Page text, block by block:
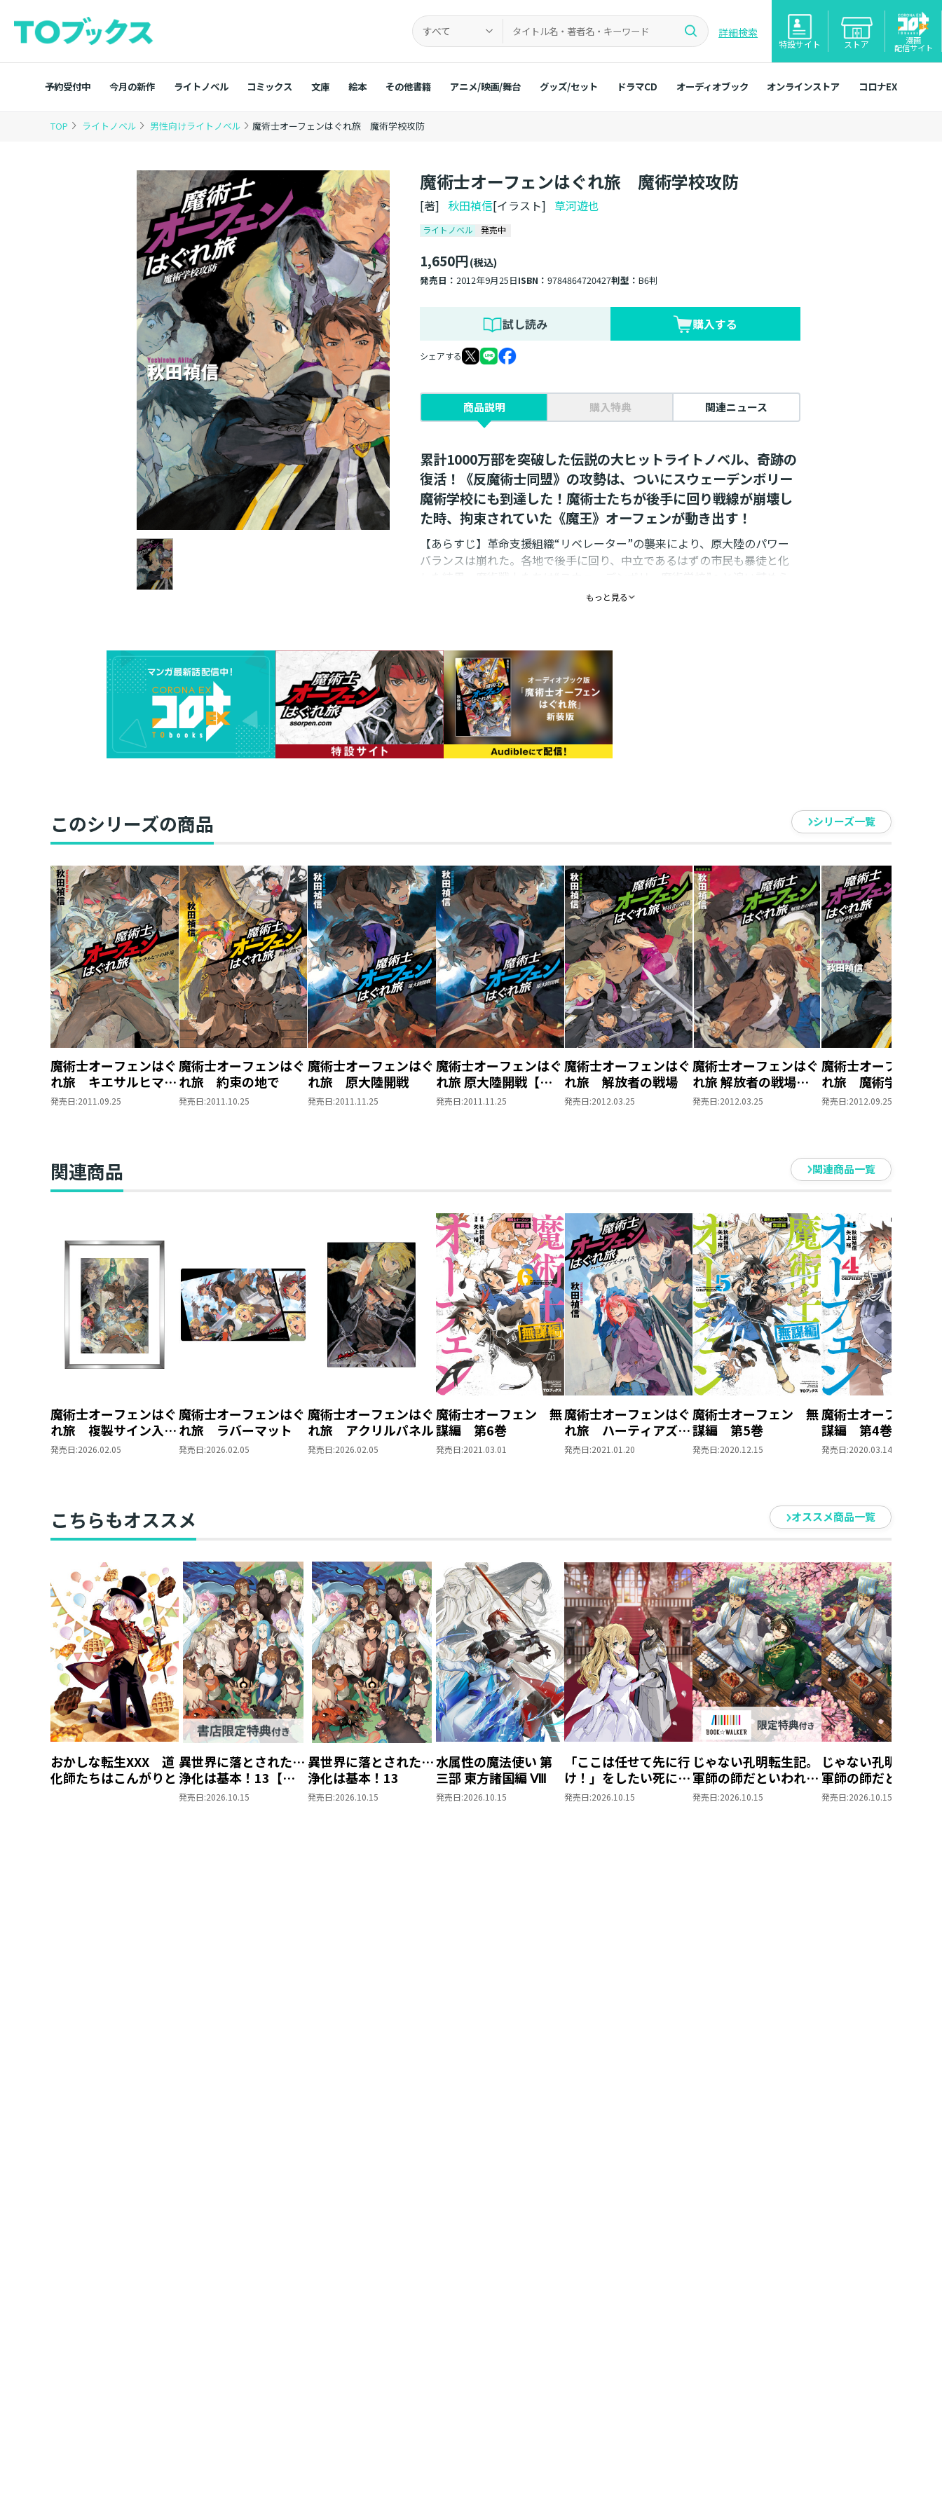
すべて 詳細検索
特設サイト ストア 漫画
配信サイト
予約受付中 今月の新作 ライトノベル コミックス 文庫 絵本 その他書籍 アニメ/映画/舞台 グッズ/セット ドラマCD オーディオブック オンラインストア コロナEX
TOP ライトノベル 男性向けライトノベル 魔術士オーフェンはぐれ旅 魔術学校攻防
魔術士オーフェンはぐれ旅 魔術学校攻防
[著]秋田禎信[イラスト] 草河遊也
ライトノベル 発売中
1,650円(税込)
発売日：2012年9月25日ISBN：9784864720427判型：B6判
試し読み 購入する
シェアする
商品説明 購入特典 関連ニュース
累計1000万部を突破した伝説の大ヒットライトノベル、奇跡の
復活！《反魔術士同盟》の攻勢は、ついにスウェーデンボリー
魔術学校にも到達した！魔術士たちが後手に回り戦線が崩壊し
た時、拘束されていた《魔王》オーフェンが動き出す！
【あらすじ】革命支援組織“リベレーター”の襲来により、原大陸のパワー
バランスは崩れた。各地で後手に回り、中立であるはずの市民も暴徒と化
れてしまう。ベイジットの情報を求めて旅するマヨールは、魔術戦士たちと
民間人や一般生徒をも巻き込み、誰もが救いを求める混乱の中、ついに拘
束されていたオーフェンが立ち上がる。永き平穏と闘争の果てに辿り着い
た、決断の物語。
もっと見る
このシリーズの商品 シリーズ一覧
魔術士オーフェンはぐ
れ旅 キエサルヒマの
終端
発売日:2011.09.25
魔術士オーフェンはぐ
れ旅 約束の地で
発売日:2011.10.25
魔術士オーフェンはぐ
れ旅 原大陸開戦
発売日:2011.11.25
魔術士オーフェンはぐ
れ旅 原大陸開戦【初
回限定版】
発売日:2011.11.25
魔術士オーフェンはぐ
れ旅 解放者の戦場
発売日:2012.03.25
魔術士オーフェンはぐ
れ旅 解放者の戦場
【初回限定版】
発売日:2012.03.25
魔術士オーフェンは
れ旅 魔術学校攻防
発売日:2012.09.25
関連商品 関連商品一覧
魔術士オーフェンはぐ
れ旅 複製サイン入り
複製原画
発売日:2026.02.05
魔術士オーフェンはぐ
れ旅 ラバーマット
発売日:2026.02.05
魔術士オーフェンはぐ
れ旅 アクリルパネル
発売日:2026.02.05
魔術士オーフェン 無
謀編 第6巻
発売日:2021.03.01
魔術士オーフェンはぐ
れ旅 ハーティアズ・
チョイス
発売日:2021.01.20
魔術士オーフェン 無
謀編 第5巻
発売日:2020.12.15
魔術士オーフェン
謀編 第4巻
発売日:2020.03.14
こちらもオススメ オススメ商品一覧
おかしな転生XXX 道
化師たちはこんがりと
異世界に落とされた…
浄化は基本！13【ピ
ッコマ限定SS付き】
発売日:2026.10.15
異世界に落とされた…
浄化は基本！13
発売日:2026.10.15
水属性の魔法使い 第
三部 東方諸国編 Ⅷ
発売日:2026.10.15
「ここは任せて先に行
け！」をしたい死にた
がりの望まぬ宇宙下剋
発売日:2026.10.15
じゃない孔明転生記。
軍師の師だといわれま
しても
発売日:2026.10.15
じゃない孔明転生記
軍師の師だといわれ
しても5
発売日:2026.10.15